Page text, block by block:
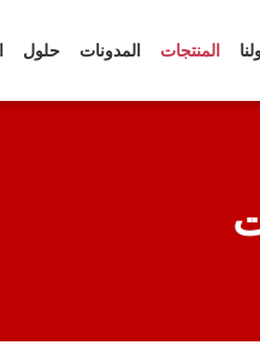
المنتجات المدونات حلول